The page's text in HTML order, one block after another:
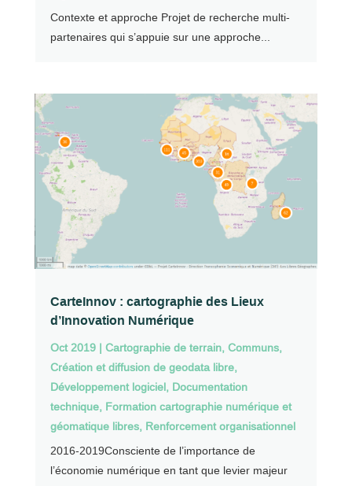
Contexte et approche Projet de recherche multi-
partenaires qui s’appuie sur une approche...
CarteInnov : cartographie des Lieux
d’Innovation Numérique
Oct 2019| Cartographie de terrain, Communs,
Création et diffusion de geodata libre,
Développement logiciel, Documentation
technique, Formation cartographie numérique et
géomatique libres, Renforcement organisationnel
2016-2019Consciente de l’importance de
l’économie numérique en tant que levier majeur